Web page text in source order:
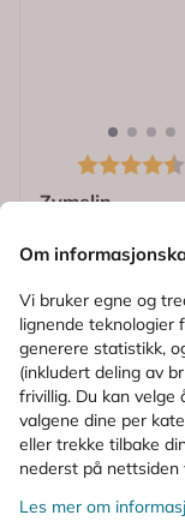
Karakter:
Zymelin
Nesespray
43,-
Kjøp
Reseptfritt
Om
Vi bruker egne og
lignende teknologier
generere statistikk,
(inkludert deling av
frivillig. Du kan velge
valgene dine per
eller trekke tilbake
nederst på nettsiden
Les mer om